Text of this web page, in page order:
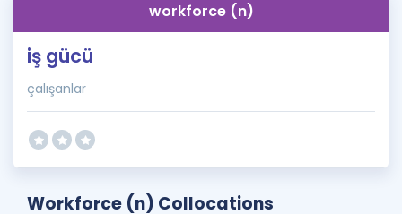
İngilizce Gramer
workforce (n)
iş gücü
çalışanlar
Workforce (n) Collocations